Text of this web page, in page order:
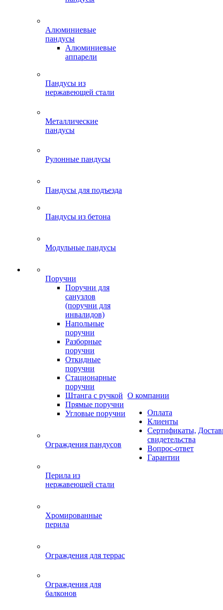
Алюминиевые
пандусы
Алюминиевые
аппарели
Пандусы из
нержавеющей стали
Металлические
пандусы
Рулонные пандусы
Пандусы для подъезда
Пандусы из бетона
Модульные пандусы
Поручни
Поручни для
санузлов
(поручни для
инвалидов)
Напольные
поручни
Разборные
поручни
Откидные
поручни
Стационарные
поручни
Штанга с ручкой
Прямые поручни
Угловые поручни
Ограждения пандусов
Перила из
нержавеющей стали
Хромированные
перила
Ограждения для террас
Ограждения для
балконов
О компании
Оплата
Клиенты
Сертификаты,
свидетельства
Вопрос-ответ
Гарантии